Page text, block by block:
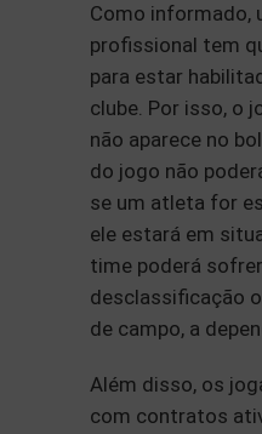
Como informado,
profissional tem
para estar
clube. Por isso, o
não aparece no
do jogo não
se um atleta for
ele estará em
time poderá
desclassificação
de campo, a
Além disso, os
com contratos